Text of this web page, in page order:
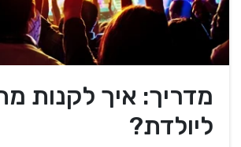
מדריך: איך לקנות
ליולדת?